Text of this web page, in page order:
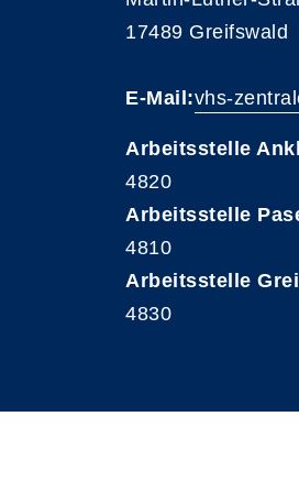
17489 Greifswald
E-Mail:vhs-
Arbeitsstelle
4820
Arbeitsstelle
4810
Arbeitsstelle
4830